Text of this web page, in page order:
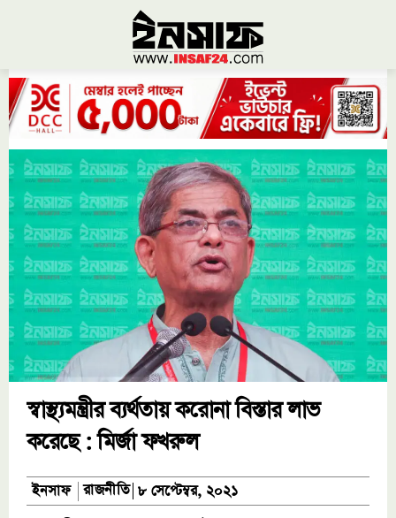
স্বাস্থ্যমন্ত্রীর ব্যর্থতায় করোনা বিস্তার লাভ
করেছে : মির্জা ফখরুল
ইনসাফ রাজনীতি ৮ সেপ্টেম্বর, ২০২১